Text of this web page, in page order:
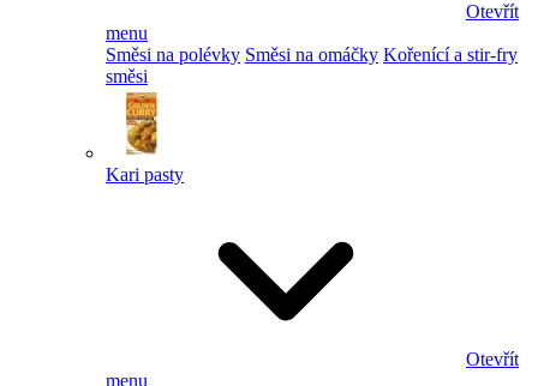
Otevřít
menu
Směsi na polévky Směsi na omáčky Kořenící a stir-fry
směsi
Kari pasty
Otevřít
menu